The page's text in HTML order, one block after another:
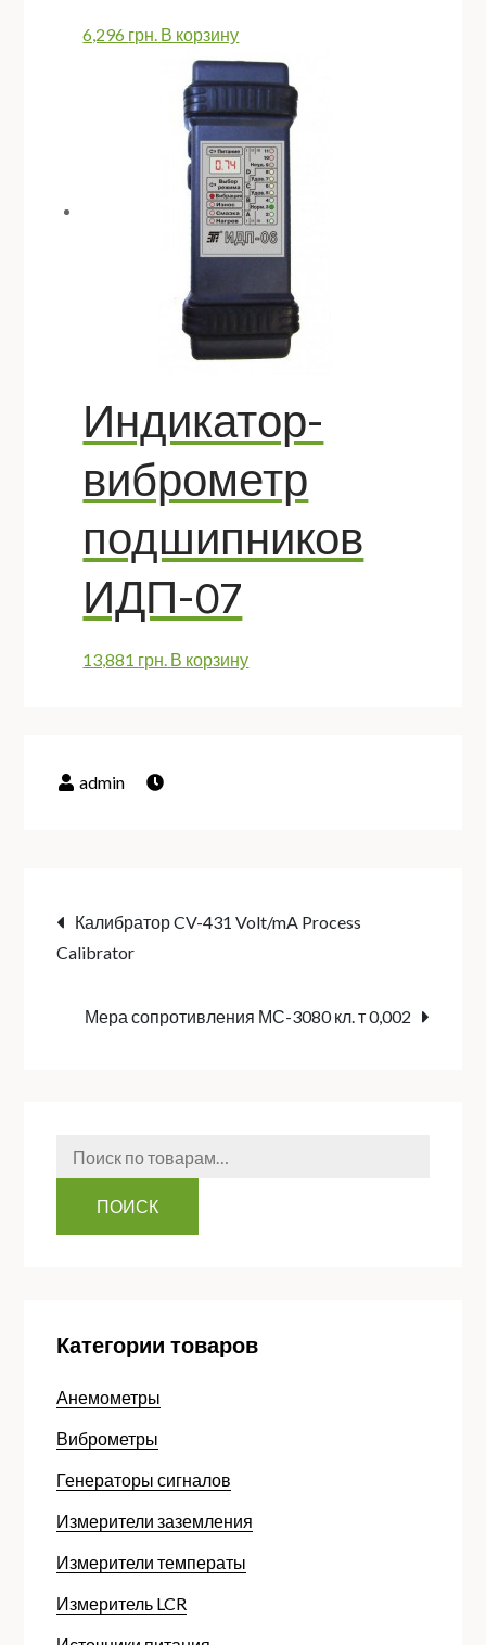
6,296 грн. В корзину
Индикатор-
виброметр
подшипников
ИДП-07
13,881 грн. В корзину
Навигация
по
Калибратор CV-431 Volt/mA Process
Calibrator
Мера сопротивления МС-3080 кл. т 0,002
Искать:
ПОИСК
Категории товаров
Анемометры
Виброметры
Генераторы сигналов
Измерители заземления
Измерители температы
Измеритель LCR